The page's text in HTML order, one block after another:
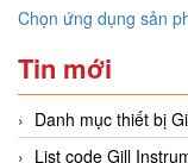
Chọn ứng dụng sản
Tin mới
Danh mục thiết bị
List code Gill